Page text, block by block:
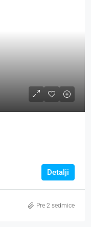
Detalji
Pre 2 sedmice